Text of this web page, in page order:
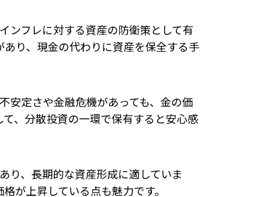
ンフレに対する資産の防衛策として有
り、現金の代わりに資産を保全する手
安定さや金融危機があっても、金の価
、分散投資の一環で保有すると安心感
り、長期的な資産形成に適していま
が上昇している点も魅力です。